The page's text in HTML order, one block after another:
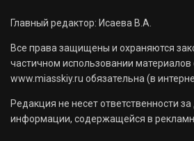
Главный редактор: Исаева В.А.
Все права защищены и охраняются
частичном использовании материалов
www.miasskiy.ru обязательна (в
Редакция не несет ответственности
информации, содержащейся в